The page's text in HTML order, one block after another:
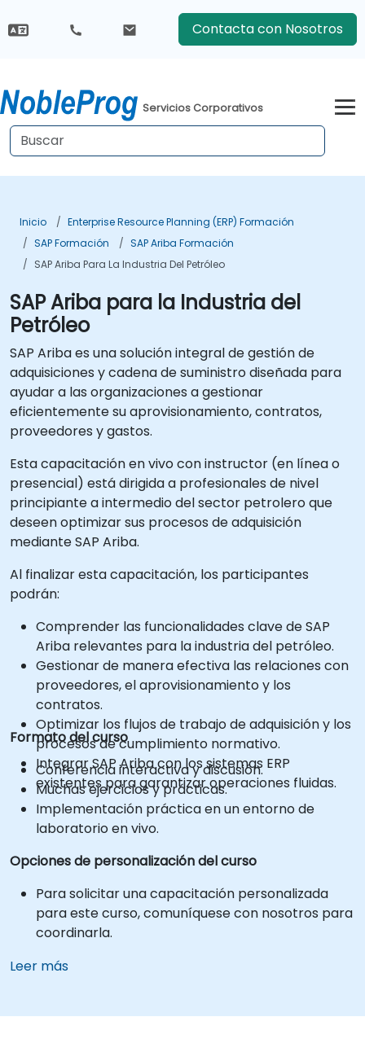
Contacta con Nosotros
Servicios Corporativos
Inicio
Enterprise Resource Planning (ERP) Formación
SAP Formación
SAP Ariba Formación
SAP Ariba Para La Industria Del Petróleo
SAP Ariba para la Industria del
Petróleo
SAP Ariba es una solución integral de gestión de
adquisiciones y cadena de suministro diseñada para
ayudar a las organizaciones a gestionar
eficientemente su aprovisionamiento, contratos,
proveedores y gastos.
Esta capacitación en vivo con instructor (en línea o
presencial) está dirigida a profesionales de nivel
principiante a intermedio del sector petrolero que
deseen optimizar sus procesos de adquisición
mediante SAP Ariba.
Al finalizar esta capacitación, los participantes
podrán:
Comprender las funcionalidades clave de SAP
Ariba relevantes para la industria del petróleo.
Gestionar de manera efectiva las relaciones con
proveedores, el aprovisionamiento y los
contratos.
Optimizar los flujos de trabajo de adquisición y los
procesos de cumplimiento normativo.
Integrar SAP Ariba con los sistemas ERP
existentes para garantizar operaciones fluidas.
Formato del curso
Conferencia interactiva y discusión.
Muchas ejercicios y prácticas.
Implementación práctica en un entorno de
laboratorio en vivo.
Opciones de personalización del curso
Para solicitar una capacitación personalizada
para este curso, comuníquese con nosotros para
coordinarla.
Leer más